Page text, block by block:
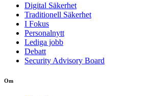
Digital Säkerhet
Traditionell Säkerhet
I Fokus
Personalnytt
Lediga jobb
Debatt
Security Advisory Board
Om